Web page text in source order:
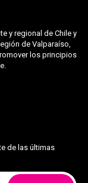
y regional de Chile y
de Valparaíso,
los principios
de las últimas